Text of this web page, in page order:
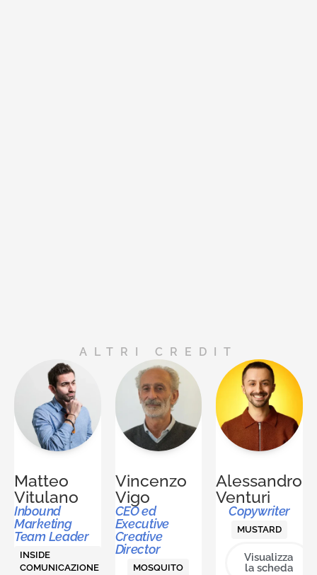
ALTRI CREDIT
Matteo
Vitulano
Inbound
Marketing
Team Leader
INSIDE
COMUNICAZIONE
Vincenzo
Vigo
CEO ed
Executive
Creative
Director
MOSQUITO
Alessandro
Venturi
Copywriter
MUSTARD
Visualizza
la scheda